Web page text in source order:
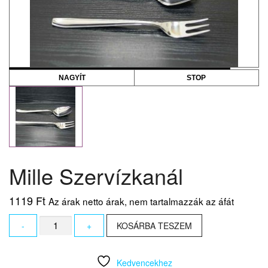
NAGYÍT STOP
Mille Szervízkanál
1119 Ft Az árak netto árak, nem tartalmazzák az áfát
-
Mille
Szervízkanál+ KOSÁRBA TESZEM
Kedvencekhez